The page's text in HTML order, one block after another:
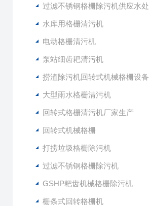
过滤不锈钢格栅除污机供应水处理设备
水库用格栅清污机
电动格栅清污机
泵站细齿耙清污机
捞渣除污机回转式机械格栅设备
大型雨水格栅清污机
回转式格栅清污机厂家生产
回转式机械格栅
打捞垃圾格栅除污机
过滤不锈钢格栅除污机
GSHP耙齿机械格栅除污机
栅条式回转格栅机